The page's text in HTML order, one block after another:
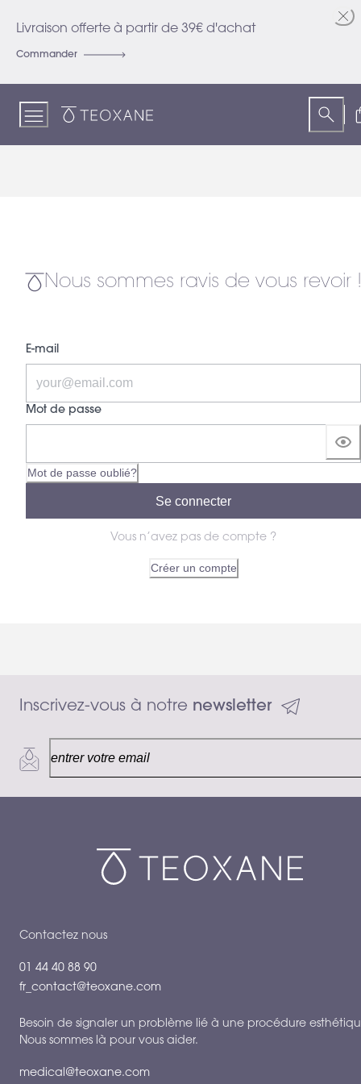
Content
Livraison offerte à partir de 39€ d'achat
Commander
Teoxane
Nous sommes ravis de vous revoir !
E-mail
Mot de passe
Mot de passe oublié?
Se connecter
Vous n’avez pas de compte ?
Créer un compte
Inscrivez-vous à notre newsletter
Contactez nous
01 44 40 88 90
fr_contact@teoxane.com
Besoin de signaler un problème lié à une procédure
Nous sommes là pour vous aider.
medical@teoxane.com